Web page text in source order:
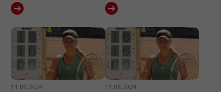
11.08.2024 11.08.2024